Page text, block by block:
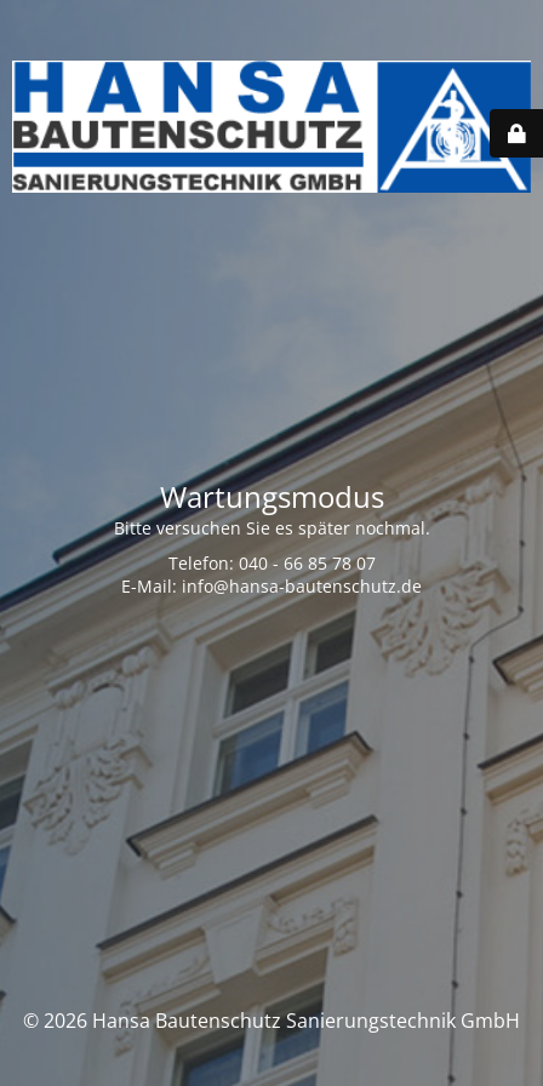
Wartungsmodus
Bitte versuchen Sie es später nochmal.
Telefon: 040 - 66 85 78 07
E-Mail: info@hansa-bautenschutz.de
© 2026 Hansa Bautenschutz Sanierungstechnik GmbH